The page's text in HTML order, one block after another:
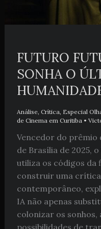
FUTURO
SONHA O
Análise, Crítica, Especial
de Cinema em Curitiba•
Vencedor do prêmio
de Brasília de 2025,
utiliza os códigos
construir uma
contemporâneo,
IA não apenas
colonizar os sonhos,